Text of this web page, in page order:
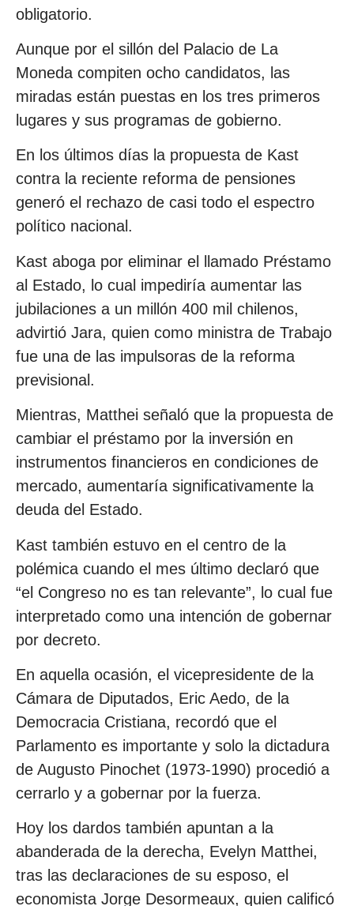
obligatorio.
Aunque por el sillón del Palacio de La
Moneda compiten ocho candidatos, las
miradas están puestas en los tres primeros
lugares y sus programas de gobierno.
En los últimos días la propuesta de Kast
contra la reciente reforma de pensiones
generó el rechazo de casi todo el espectro
político nacional.
Kast aboga por eliminar el llamado Préstamo
al Estado, lo cual impediría aumentar las
jubilaciones a un millón 400 mil chilenos,
advirtió Jara, quien como ministra de Trabajo
fue una de las impulsoras de la reforma
previsional.
Mientras, Matthei señaló que la propuesta de
cambiar el préstamo por la inversión en
instrumentos financieros en condiciones de
mercado, aumentaría significativamente la
deuda del Estado.
Kast también estuvo en el centro de la
polémica cuando el mes último declaró que
“el Congreso no es tan relevante”, lo cual fue
interpretado como una intención de gobernar
por decreto.
En aquella ocasión, el vicepresidente de la
Cámara de Diputados, Eric Aedo, de la
Democracia Cristiana, recordó que el
Parlamento es importante y solo la dictadura
de Augusto Pinochet (1973-1990) procedió a
cerrarlo y a gobernar por la fuerza.
Hoy los dardos también apuntan a la
abanderada de la derecha, Evelyn Matthei,
tras las declaraciones de su esposo, el
economista Jorge Desormeaux, quien calificó